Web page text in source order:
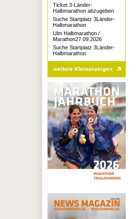
Ticket 3-Länder-
Halbmarathon abzugeben
Suche Startplatz 3Länder-
Halbmarathon
Ulm Halbmarathon /
Marathon27.09.2026
Suche Startplatz 3Länder-
Halbmarathon